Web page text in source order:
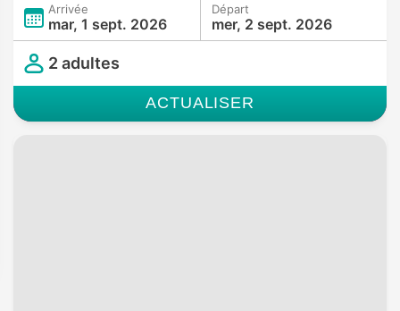
Arrivée
mar, 1 sept. 2026
Départ
mer, 2 sept. 2026
2 adultes
ACTUALISER